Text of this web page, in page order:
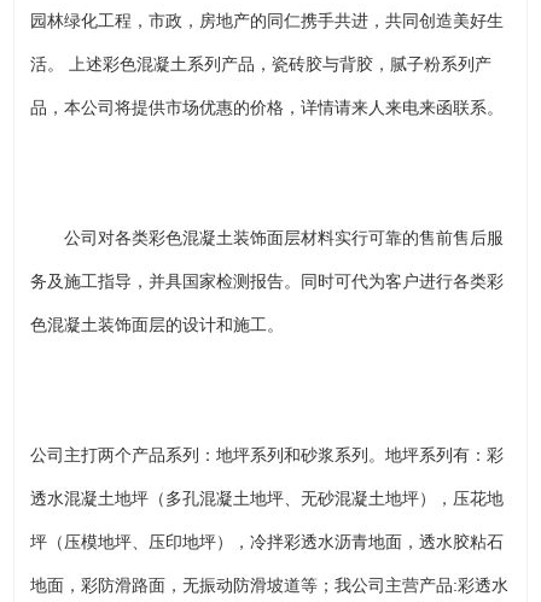
园林绿化工程，市政，房地产的同仁携手共进，共同创造美好生
活。 上述彩色混凝土系列产品，瓷砖胶与背胶，腻子粉系列产
品，本公司将提供市场优惠的价格，详情请来人来电来函联系。
公司对各类彩色混凝土装饰面层材料实行可靠的售前售后服
务及施工指导，并具国家检测报告。同时可代为客户进行各类彩
色混凝土装饰面层的设计和施工。
公司主打两个产品系列：地坪系列和砂浆系列。地坪系列有：彩
透水混凝土地坪（多孔混凝土地坪、无砂混凝土地坪），压花地
坪（压模地坪、压印地坪），冷拌彩透水沥青地面，透水胶粘石
地面，彩防滑路面，无振动防滑坡道等；我公司主营产品:彩透水